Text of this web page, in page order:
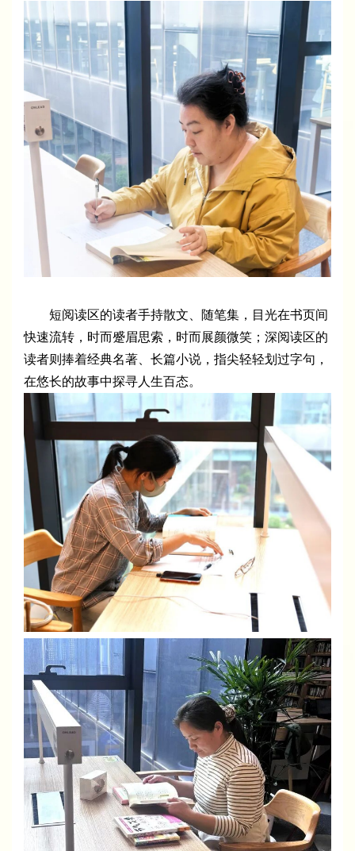
短阅读区的读者手持散文、随笔集，目光在书页间
快速流转，时而蹙眉思索，时而展颜微笑；深阅读区的
读者则捧着经典名著、长篇小说，指尖轻轻划过字句，
在悠长的故事中探寻人生百态。